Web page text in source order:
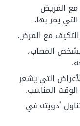
مع المريض
يمر بها.
مع المرض.
المصاب،
التي يشعر
المناسب.
أدويته في